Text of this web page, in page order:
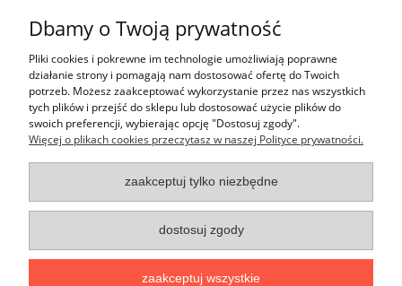
do koszyka
Moje konto
Płatności i dostawa
Informacje
Dbamy o Twoją prywatność
Pliki cookies i pokrewne im technologie umożliwiają poprawne
działanie strony i pomagają nam dostosować ofertę do Twoich
potrzeb. Możesz zaakceptować wykorzystanie przez nas wszystkich
tych plików i przejść do sklepu lub dostosować użycie plików do
swoich preferencji, wybierając opcję "Dostosuj zgody".
Więcej o plikach cookies przeczytasz w naszej Polityce prywatności.
zaakceptuj tylko niezbędne
dostosuj zgody
zaakceptuj wszystkie